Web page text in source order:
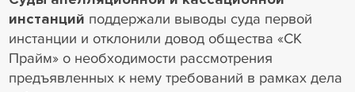
инстанций поддержали выводы суда первой
инстанции и отклонили довод общества «СК
Прайм» о необходимости рассмотрения
предъявленных к нему требований в рамках дела